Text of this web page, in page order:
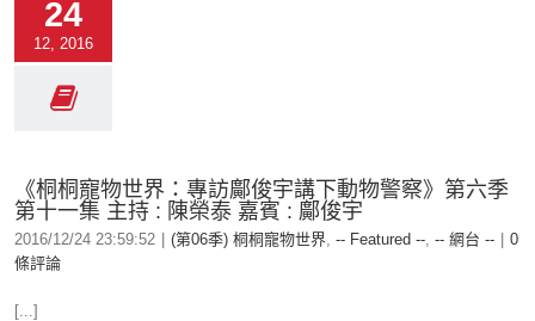
24
12, 2016
《桐桐寵物世界：專訪鄺俊宇講下動物警察》第六季
第十一集 主持 : 陳榮泰 嘉賓 : 鄺俊宇
2016/12/24 23:59:52 (第06季) 桐桐寵物世界, -- Featured --, -- 網台 --
0
條評論
[...]